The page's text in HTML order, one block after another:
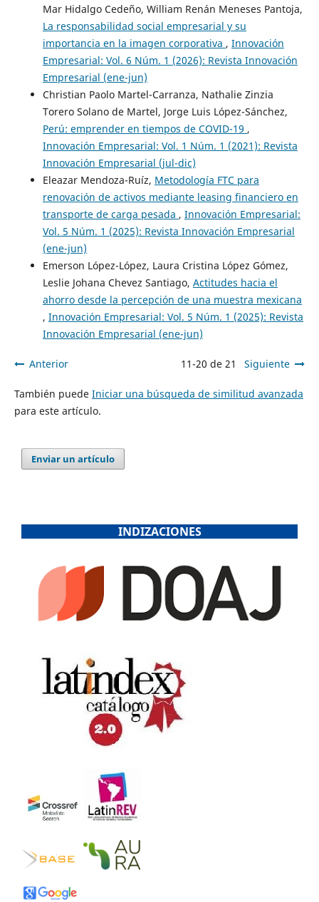
Mar Hidalgo Cedeño, William Renán Meneses Pantoja,
La responsabilidad social empresarial y su
importancia en la imagen corporativa , Innovación
Empresarial: Vol. 6 Núm. 1 (2026): Revista Innovación
Empresarial (ene-jun)
Christian Paolo Martel-Carranza, Nathalie Zinzia
Torero Solano de Martel, Jorge Luis López-Sánchez,
Perú: emprender en tiempos de COVID-19 ,
Innovación Empresarial: Vol. 1 Núm. 1 (2021): Revista
Innovación Empresarial (jul-dic)
Eleazar Mendoza-Ruíz, Metodología FTC para
renovación de activos mediante leasing financiero en
transporte de carga pesada , Innovación Empresarial:
Vol. 5 Núm. 1 (2025): Revista Innovación Empresarial
(ene-jun)
Emerson López-López, Laura Cristina López Gómez,
Leslie Johana Chevez Santiago, Actitudes hacia el
ahorro desde la percepción de una muestra mexicana
, Innovación Empresarial: Vol. 5 Núm. 1 (2025): Revista
Innovación Empresarial (ene-jun)
Anterior 11-20 de 21 Siguiente
También puede Iniciar una búsqueda de similitud avanzada
para este artículo.
Enviar un artículo
INDIZACIONES